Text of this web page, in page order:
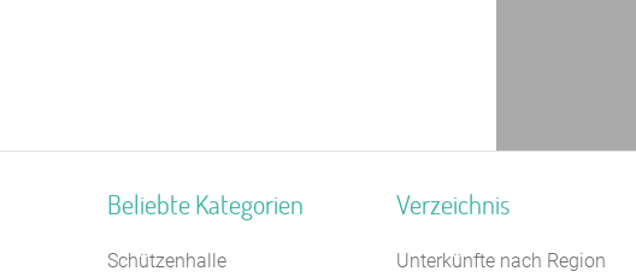
Beliebte Kategorien
Schützenhalle
Verzeichnis
Unterkünfte nach Region